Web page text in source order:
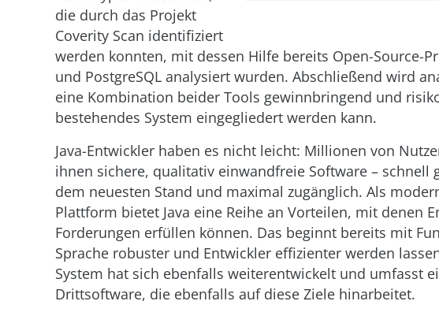
die durch das Projekt
Coverity Scan identifiziert
werden konnten, mit dessen Hilfe bereits Open-Source-
und PostgreSQL analysiert wurden. Abschließend wird
eine Kombination beider Tools gewinnbringend und
bestehendes System eingegliedert werden kann.
Java-Entwickler haben es nicht leicht: Millionen von
ihnen sichere, qualitativ einwandfreie Software – schnell
dem neuesten Stand und maximal zugänglich. Als
Plattform bietet Java eine Reihe an Vorteilen, mit denen
Forderungen erfüllen können. Das beginnt bereits mit
Sprache robuster und Entwickler effizienter werden
System hat sich ebenfalls weiterentwickelt und umfasst
Drittsoftware, die ebenfalls auf diese Ziele hinarbeitet.